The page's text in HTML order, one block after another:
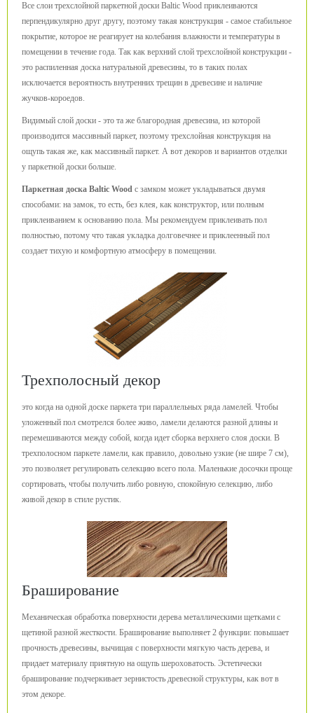
Все слои трехслойной паркетной доски Baltic Wood приклеиваются
перпендикулярно друг другу, поэтому такая конструкция - самое стабильное
покрытие, которое не реагирует на колебания влажности и температуры в
помещении в течение года. Так как верхний слой трехслойной конструкции -
это распиленная доска натуральной древесины, то в таких полах
исключается вероятность внутренних трещин в древесине и наличие
жучков-короедов.
Видимый слой доски - это та же благородная древесина, из которой
производится массивный паркет, поэтому трехслойная конструкция на
ощупь такая же, как массивный паркет. А вот декоров и вариантов отделки
у паркетной доски больше.
Паркетная доска Baltic Wood с замком может укладываться двумя
способами: на замок, то есть, без клея, как конструктор, или полным
приклеиванием к основанию пола. Мы рекомендуем приклеивать пол
полностью, потому что такая укладка долговечнее и приклеенный пол
создает тихую и комфортную атмосферу в помещении.
Трехполосный декор
это когда на одной доске паркета три параллельных ряда ламелей. Чтобы
уложенный пол смотрелся более живо, ламели делаются разной длины и
перемешиваются между собой, когда идет сборка верхнего слоя доски. В
трехполосном паркете ламели, как правило, довольно узкие (не шире 7 см),
это позволяет регулировать селекцию всего пола. Маленькие досочки проще
сортировать, чтобы получить либо ровную, спокойную селекцию, либо
живой декор в стиле рустик.
Браширование
Механическая обработка поверхности дерева металлическими щетками с
щетиной разной жесткости. Браширование выполняет 2 функции: повышает
прочность древесины, вычищая с поверхности мягкую часть дерева, и
придает материалу приятную на ощупь шероховатость. Эстетически
браширование подчеркивает зернистость древесной структуры, как вот в
этом декоре.